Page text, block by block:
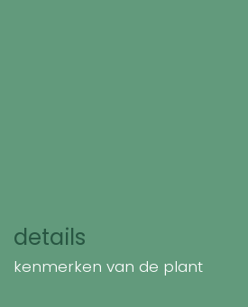
details
kenmerken van de plant